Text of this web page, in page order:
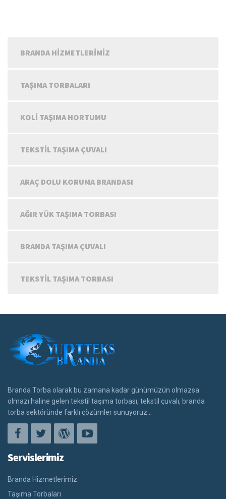
BRANDA HIZMETLERIMIZ
TAŞIMA TORBALARI
KOLI TAŞIMA HORTUMU
TEKSTIL TAŞIMA ÇUVALI
ARAÇ DOLU KORUMA BRANDASI
AĞIR YÜK TAŞIMA TORBASI
BRANDA TAŞIMA ÇUVALI
TEKSTIL TAŞIMA TORBASI
Branda Torba olarak bu zamana kadar günümüzün olmazsa
olmazı haline gelen tekstil taşıma torbası, tekstil çuvalı, branda
torba sektöründe farklı çözümler sunuyoruz...
Servislerimiz
Branda Hizmetlerimiz
Taşıma Torbaları